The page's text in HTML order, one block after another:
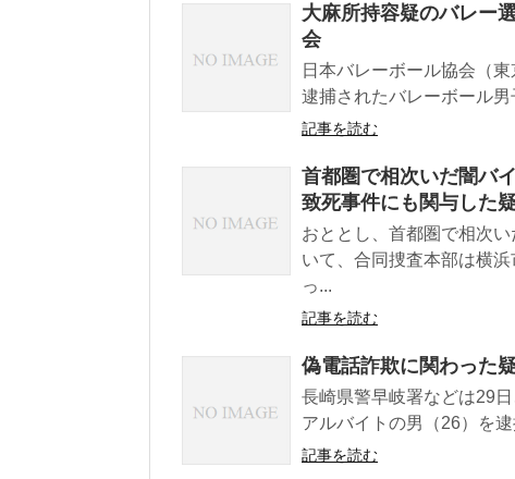
大麻所持容疑のバレー
会
日本バレーボール協会（
逮捕されたバレーボール
記事を読む
首都圏で相次いだ闇バ
致死事件にも関与した
おととし、首都圏で相次
いて、合同捜査本部は横
っ...
記事を読む
偽電話詐欺に関わった
長崎県警早岐署などは29
アルバイトの男（26）を
記事を読む